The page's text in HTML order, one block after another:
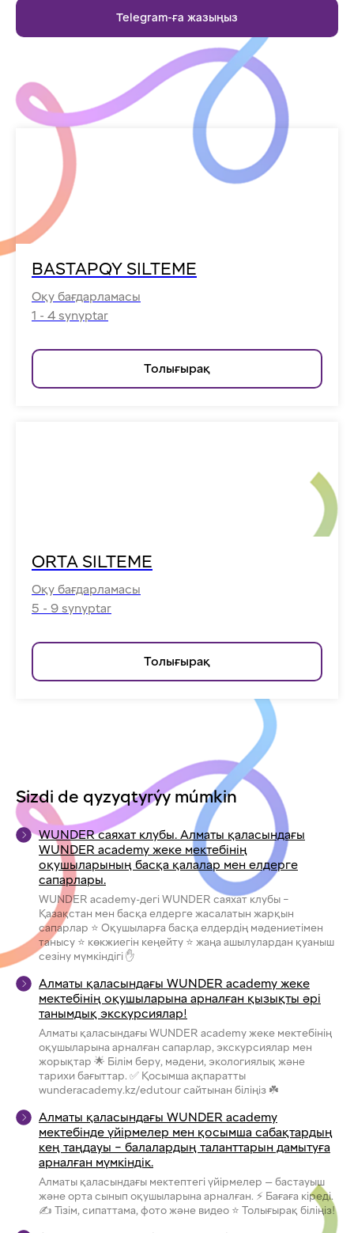
Telegram-ға жазыңыз
BASTAPQY SILTEME
Оқу бағдарламасы
1 - 4 synyptar
Толығырақ
ORTA SILTEME
Оқу бағдарламасы
5 - 9 synyptar
Толығырақ
Sizdi de qyzyqtyrýy múmkin
WUNDER саяхат клубы. Алматы қаласындағы
WUNDER academy жеке мектебінің
оқушыларының басқа қалалар мен елдерге
сапарлары.
WUNDER academy-дегі WUNDER саяхат клубы –
Қазақстан мен басқа елдерге жасалатын жарқын
сапарлар ⭐ Оқушыларға басқа елдердің мәдениетімен
танысу ⭐ көкжиегін кеңейту ⭐ жаңа ашылулардан қуаныш
сезіну мүмкіндігі ✋
Алматы қаласындағы WUNDER academy жеке
мектебінің оқушыларына арналған қызықты әрі
танымдық экскурсиялар!
Алматы қаласындағы WUNDER academy жеке мектебінің
оқушыларына арналған сапарлар, экскурсиялар мен
жорықтар 🌟 Білім беру, мәдени, экологиялық және
тарихи бағыттар. ✅ Қосымша ақпаратты
wunderacademy.kz/edutour сайтынан біліңіз ☘️
Алматы қаласындағы WUNDER academy
мектебінде үйірмелер мен қосымша сабақтардың
кең таңдауы – балалардың таланттарын дамытуға
арналған мүмкіндік.
Алматы қаласындағы мектептегі үйірмелер — бастауыш
және орта сынып оқушыларына арналған. ⚡ Бағаға кіреді.
✍ Тізім, сипаттама, фото және видео ⭐ Толығырақ біліңіз!